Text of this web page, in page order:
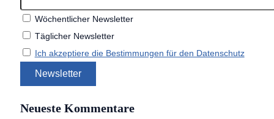
Wöchentlicher Newsletter
Täglicher Newsletter
Ich akzeptiere die Bestimmungen für den Datenschutz
Neueste Kommentare